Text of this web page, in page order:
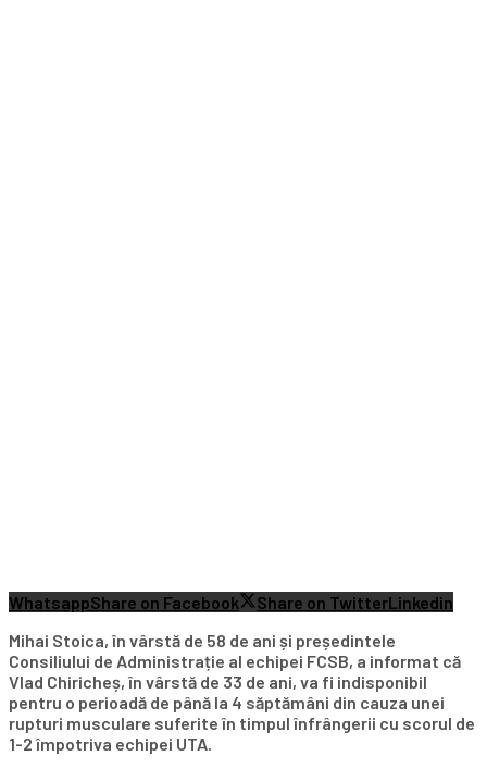
WhatsappShare on Facebook Share on TwitterLinkedin
Mihai Stoica, în vârstă de 58 de ani și președintele
Consiliului de Administrație al echipei FCSB, a informat că
Vlad Chiricheș, în vârstă de 33 de ani, va fi indisponibil
pentru o perioadă de până la 4 săptămâni din cauza unei
rupturi musculare suferite în timpul înfrângerii cu scorul de
1-2 împotriva echipei UTA.